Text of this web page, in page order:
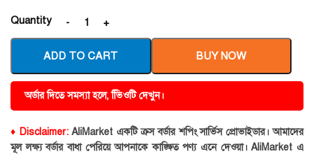
Quantity
ADD TO CART BUY NOW
অর্ডার দিতে সমস্যা হলে, ভিিওটি দেখুন।
♦ Disclaimer:AliMarket একটি ক্রস বর্ডার শপিং সার্ভিস প্রোভাইডার। আমাদের
মূল লক্ষ্য বর্ডার বাধা পেরিয়ে আপনাকে কাঙ্ক্ষিত পণ্য এনে দেওয়া। AliMarket এ